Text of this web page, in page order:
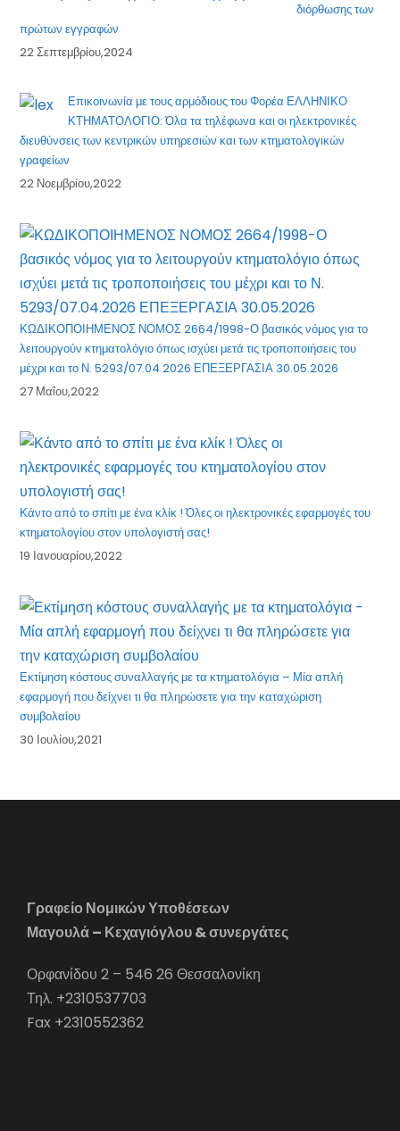
διόρθωσης των
πρώτων εγγραφών
22 Σεπτεμβρίου,2024
Επικοινωνία με τους αρμόδιους του Φορέα ΕΛΛΗΝΙΚΟ
ΚΤΗΜΑΤΟΛΟΓΙΟ: Όλα τα τηλέφωνα και οι ηλεκτρονικές
διευθύνσεις των κεντρικών υπηρεσιών και των κτηματολογικών
γραφείων
22 Νοεμβρίου,2022
ΚΩΔΙΚΟΠΟΙΗΜΕΝΟΣ ΝΟΜΟΣ 2664/1998-Ο βασικός νόμος για το
λειτουργούν κτηματολόγιο όπως ισχύει μετά τις τροποποιήσεις του
μέχρι και το Ν. 5293/07.04.2026 ΕΠΕΞΕΡΓΑΣΙΑ 30.05.2026
27 Μαΐου,2022
Κάντο από το σπίτι με ένα κλίκ ! Όλες οι ηλεκτρονικές εφαρμογές του
κτηματολογίου στον υπολογιστή σας!
19 Ιανουαρίου,2022
Εκτίμηση κόστους συναλλαγής με τα κτηματολόγια – Μία απλή
εφαρμογή που δείχνει τι θα πληρώσετε για την καταχώριση
συμβολαίου
30 Ιουλίου,2021
Γραφείο Νομικών Υποθέσεων
Μαγουλά – Κεχαγιόγλου & συνεργάτες
Ορφανίδου 2 – 546 26 Θεσσαλονίκη
Τηλ. +2310537703
Fax +2310552362